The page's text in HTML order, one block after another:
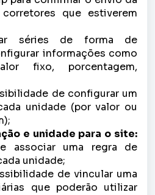
que estiverem
séries de forma de
informações como
fixo, porcentagem,
de configurar um
unidade (por valor ou
e unidade para o site:
associar uma regra de
unidade;
de vincular uma
que poderão utilizar